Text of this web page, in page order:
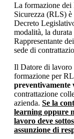
La formazione dei
Sicurezza (RLS)
Decreto
modalità, la
Rappresentante
sede di
Il Datore di lavoro
formazione per
preventivamente
contrattazione
azienda. Se la
learning oppure
lavoro deve
assunzione di